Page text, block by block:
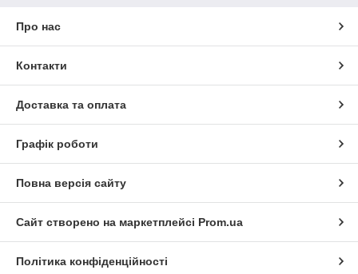
Про нас
Контакти
Доставка та оплата
Графік роботи
Повна версія сайту
Сайт створено на маркетплейсі Prom.ua
Політика конфіденційності